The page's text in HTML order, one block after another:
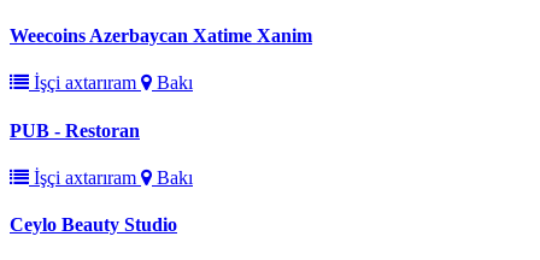
Weecoins Azerbaycan Xatime Xanim
İşçi axtarıram Bakı
PUB - Restoran
İşçi axtarıram Bakı
Ceylo Beauty Studio